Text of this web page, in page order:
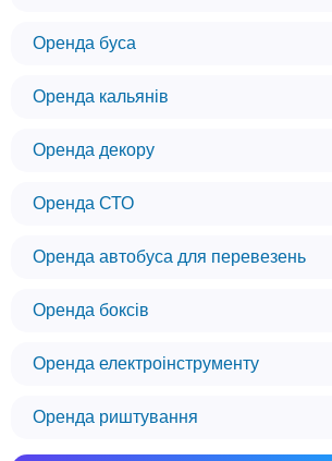
Оренда буса
Оренда кальянів
Оренда декору
Оренда СТО
Оренда автобуса для перевезень
Оренда боксів
Оренда електроінструменту
Оренда риштування